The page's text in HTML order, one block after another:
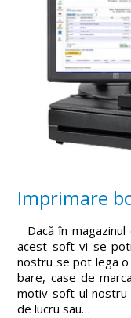
Imprimare
Dacă în
acest soft vi se
nostru se pot lega
bare, case de
motiv soft-ul nostru
de lucru sau…